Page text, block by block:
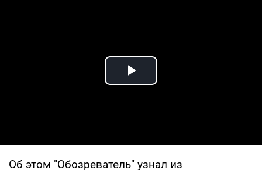
Play Video
Об этом "Обозреватель" узнал из